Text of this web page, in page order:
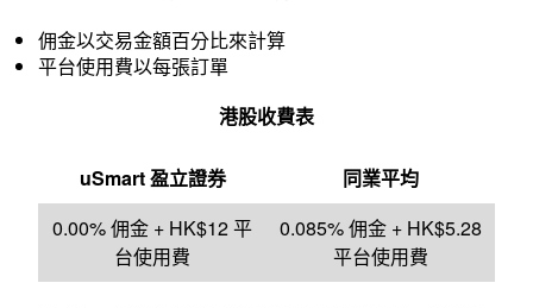
佣金以交易金額百分比來計算
平台使用費以每張訂單
港股收費表
uSmart盈立證券
同業平均
0.00% 佣金 + HK$12 平
台使用費
0.085% 佣金 + HK$5.28
平台使用費